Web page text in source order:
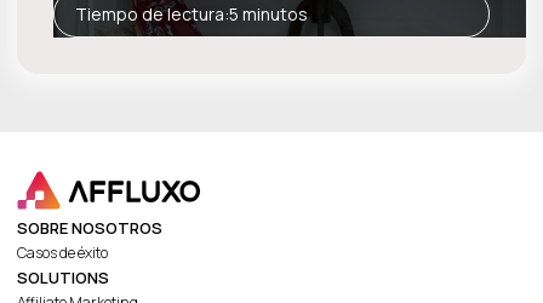
Tiempo de lectura:5 minutos
SOBRE NOSOTROS
Casos de éxito
SOLUTIONS